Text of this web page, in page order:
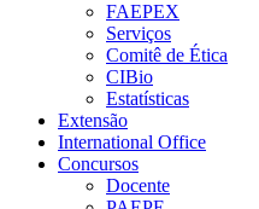
FAEPEX
Serviços
Comitê de Ética
CIBio
Estatísticas
Extensão
International Office
Concursos
Docente